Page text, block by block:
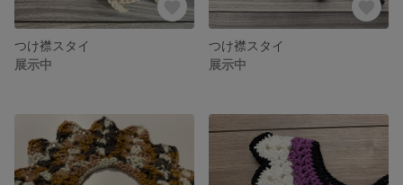
つけ襟スタイ
展示中
つけ襟スタイ
展示中